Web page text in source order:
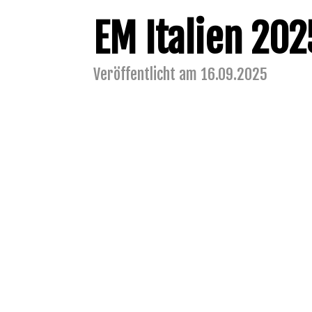
EM Italien
Veröffentlicht am 16.09.2025